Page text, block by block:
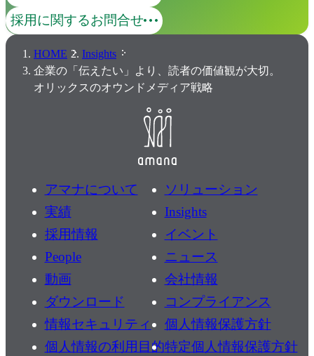
採用に関するお問合せ
HOME
Insights
企業の「伝えたい」より、読者の価値観が大切。
オリックスのオウンドメディア戦略
アマナについて
ソリューション
実績
Insights
採用情報
イベント
People
ニュース
動画
会社情報
ダウンロード
コンプライアンス
情報セキュリティ
個人情報保護方針
個人情報の利用目的特定個人情報保護方針